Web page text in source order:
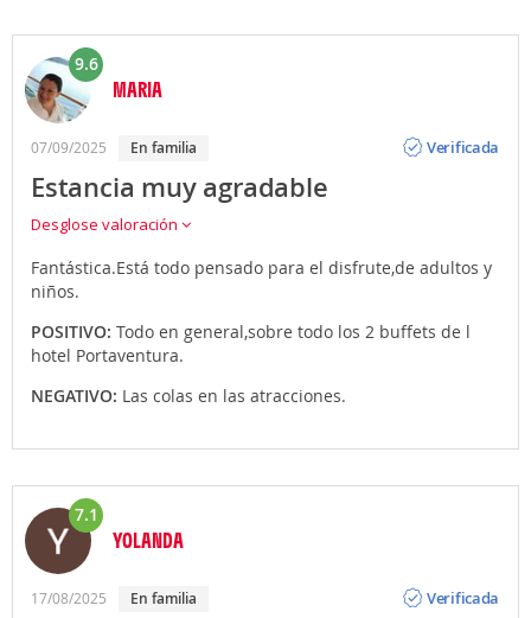
9.6
MARIA
07/09/2025 en familia
Verificada
Estancia muy agradable
Desglose valoración
Fantástica.Está todo pensado para el disfrute,de adultos y
niños.
POSITIVO: Todo en general,sobre todo los 2 buffets de l
hotel Portaventura.
NEGATIVO: Las colas en las atracciones.
7.1
YOLANDA
17/08/2025 en familia
Verificada